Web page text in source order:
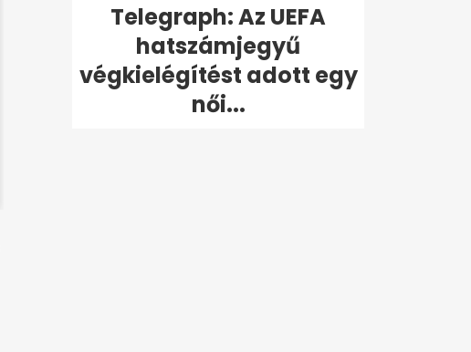
Telegraph: Az UEFA
hatszámjegyű
végkielégítést adott egy
női...